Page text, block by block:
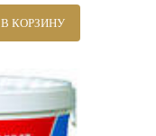
В КОРЗИНУ